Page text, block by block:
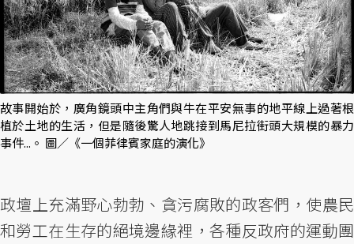
故事開始於，廣角鏡頭中主角們與牛在平安無事的地平線上過著根
植於土地的生活，但是隨後驚人地跳接到馬尼拉街頭大規模的暴力
事件...。 圖／《一個菲律賓家庭的演化》
政壇上充滿野心勃勃、貪污腐敗的政客們，使農民
和勞工在生存的絕境邊緣裡，各種反政府的運動團